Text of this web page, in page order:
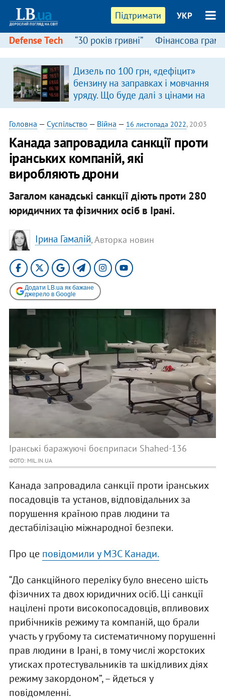
Підтримати УКР
Defense Tech “30 років гривні” Фінансова
Дизель по 100 грн, «дефіцит»
бензину на заправках і мовчання
уряду. Що буде далі з цінами на
пальне?
Головна — Суспільство — Війна — 16 листопада 2022, 20:03
Канада запровадила санкції проти
іранських компаній, які
виробляють дрони
Загалом канадські санкції діють проти 280
юридичних та фізичних осіб в Ірані.
Ірина Гамалій, Авторка новин
Додати LB.ua як бажане
джерело в Google
Іранські баражуючі боєприпаси Shahed-136
ФОТО: MIL.IN.UA
Канада запровадила санкції проти іранських
посадовців та установ, відповідальних за
порушення країною прав людини та
дестабілізацію міжнародної безпеки.
Про це повідомили у МЗС Канади.
“До санкційного переліку було внесено шість
фізичних та двох юридичних осіб. Ці санкції
націлені проти високопосадовців, впливових
прибічників режиму та компаній, що брали
участь у грубому та систематичному порушенні
прав людини в Ірані, в тому числі жорстоких
утисках протестувальників та шкідливих діях
режиму закордоном”, – йдеться у
повідомленні.